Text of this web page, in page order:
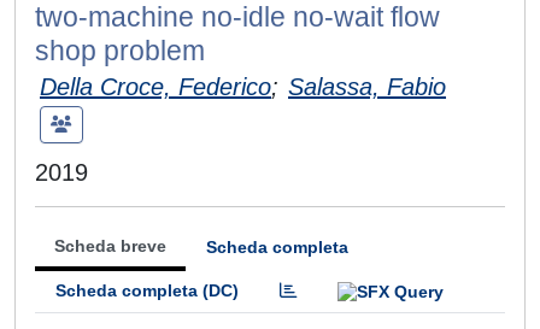
two-machine no-idle no-wait flow
shop problem
Della Croce, Federico; Salassa, Fabio
2019
Scheda breve Scheda completa
Scheda completa (DC)